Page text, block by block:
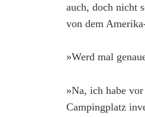
auch, doch nicht
von dem
»Werd mal
»Na, ich habe
Campingplatz